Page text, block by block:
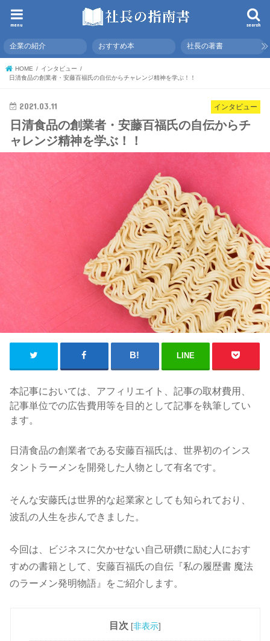
search
menu
企業の紹介 おすすめ本 社長の著書
HOME
インタビュー
日清食品の創業者・安藤百福氏の自伝からチャレンジ精神を学ぶ！！
インタビュー
2021.03.11
日清食品の創業者・安藤百福氏の自伝からチ
ャレンジ精神を学ぶ！！
LINE
本記事においては、アフィリエイト、記事の取材費用、
記事単位での広告費用等を目的として記事を執筆してい
ます。
日清食品の創業者である安藤百福氏は、世界初のインス
タントラーメンを開発した人物として有名です。
そんな安藤氏は世界的な起業家としても知られており、
波乱の人生を歩んできました。
今回は、ビジネスに欠かせない自己研鑽に励む人におす
すめの書籍として、安藤百福氏の自伝『私の履歴書 魔法
のラーメン発明物語』をご紹介します。
目次 [非表示]